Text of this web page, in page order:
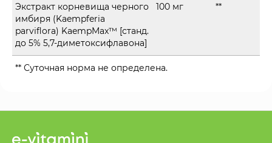
Экстракт корневища черного
имбиря (Kaempferia
parviflora) KaempMax™ [станд.
до 5% 5,7-диметоксифлавона]
100 мг **
** Суточная норма не определена.